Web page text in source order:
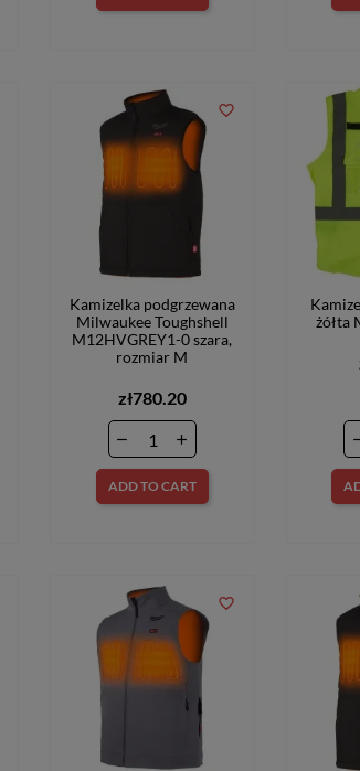
Kamizelka podgrzewana
Milwaukee Toughshell
M12HVGREY1-0 szara,
rozmiar M
zł780.20
ADD TO CART
favorite_border
żółta
favorite_border